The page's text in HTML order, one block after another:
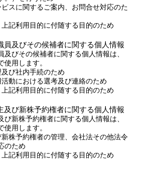
スに関するご案内、お問合せ対応のた
記利用目的に付随する目的のため
員及びその候補者に関する個人情報
及びその候補者に関する個人情報は、
使用します。
び社内手続のため
動における選考及び連絡のため
記利用目的に付随する目的のため
及び新株予約権者に関する個人情報
び新株予約権者に関する個人情報は、
使用します。
株予約権者の管理、会社法その他法令
のため
記利用目的に付随する目的のため